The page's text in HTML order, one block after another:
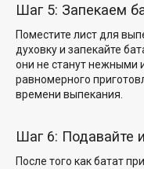
Шаг 5: Запекаем
Поместите лист для
духовку и запекайте
они не станут нежными
равномерного
времени выпекания.
Шаг 6: Подавайте
После того как батат